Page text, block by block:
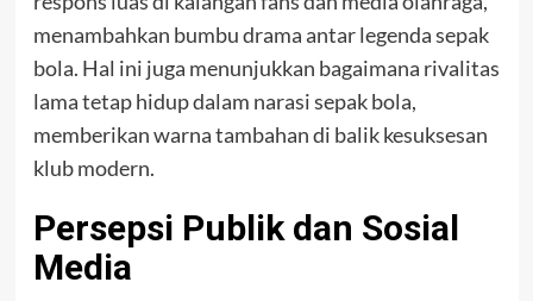
menambahkan bumbu drama antar legenda sepak
bola. Hal ini juga menunjukkan bagaimana rivalitas
lama tetap hidup dalam narasi sepak bola,
memberikan warna tambahan di balik kesuksesan
klub modern.
Persepsi Publik dan Sosial
Media